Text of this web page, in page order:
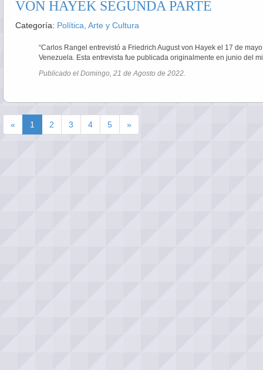
VON HAYEK SEGUNDA PARTE
Categoría: Política, Arte y Cultura
“Carlos Rangel entrevistó a Friedrich August von Hayek el 17 de
Venezuela. Esta entrevista fue publicada originalmente en junio del
Publicado el Domingo, 21 de Agosto de 2022.
« 1 2 3 4 5 »